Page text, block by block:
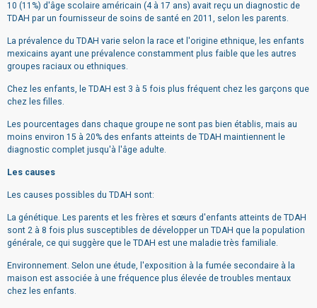
10 (11%) d'âge scolaire américain (4 à 17 ans) avait reçu un diagnostic de
TDAH par un fournisseur de soins de santé en 2011, selon les parents.
La prévalence du TDAH varie selon la race et l'origine ethnique, les enfants
mexicains ayant une prévalence constamment plus faible que les autres
groupes raciaux ou ethniques.
Chez les enfants, le TDAH est 3 à 5 fois plus fréquent chez les garçons que
chez les filles.
Les pourcentages dans chaque groupe ne sont pas bien établis, mais au
moins environ 15 à 20% des enfants atteints de TDAH maintiennent le
diagnostic complet jusqu'à l'âge adulte.
Les causes
Les causes possibles du TDAH sont:
La génétique. Les parents et les frères et sœurs d'enfants atteints de TDAH
sont 2 à 8 fois plus susceptibles de développer un TDAH que la population
générale, ce qui suggère que le TDAH est une maladie très familiale.
Environnement. Selon une étude, l'exposition à la fumée secondaire à la
maison est associée à une fréquence plus élevée de troubles mentaux
chez les enfants.